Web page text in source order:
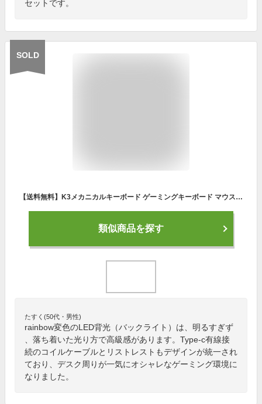
セットです。
SOLD
【送料無料】K3メカニカルキーボード ゲーミングキーボード マウス コイルケーブルリストレストセット 98キーメカニカルキーボード 独立キースイッチ 数字スペースを保持しrainbow変色 LED背光 Type-c有線接続 ゲーミングマウス軽量 アームレストコイルケーブル
類似商品を探す
たすく(50代・男性)
rainbow変色のLED背光（バックライト）は、明るすぎず
、落ち着いた光り方で高級感があります。Type-c有線接
続のコイルケーブルとリストレストもデザインが統一され
ており、デスク周りが一気にオシャレなゲーミング環境に
なりました。